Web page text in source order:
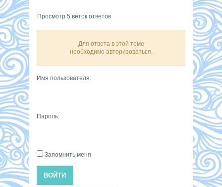
Просмотр 5 веток ответов
Для ответа в этой теме
необходимо авторизоваться.
Имя пользователя:
Пароль:
Запомнить меня
ВОЙТИ